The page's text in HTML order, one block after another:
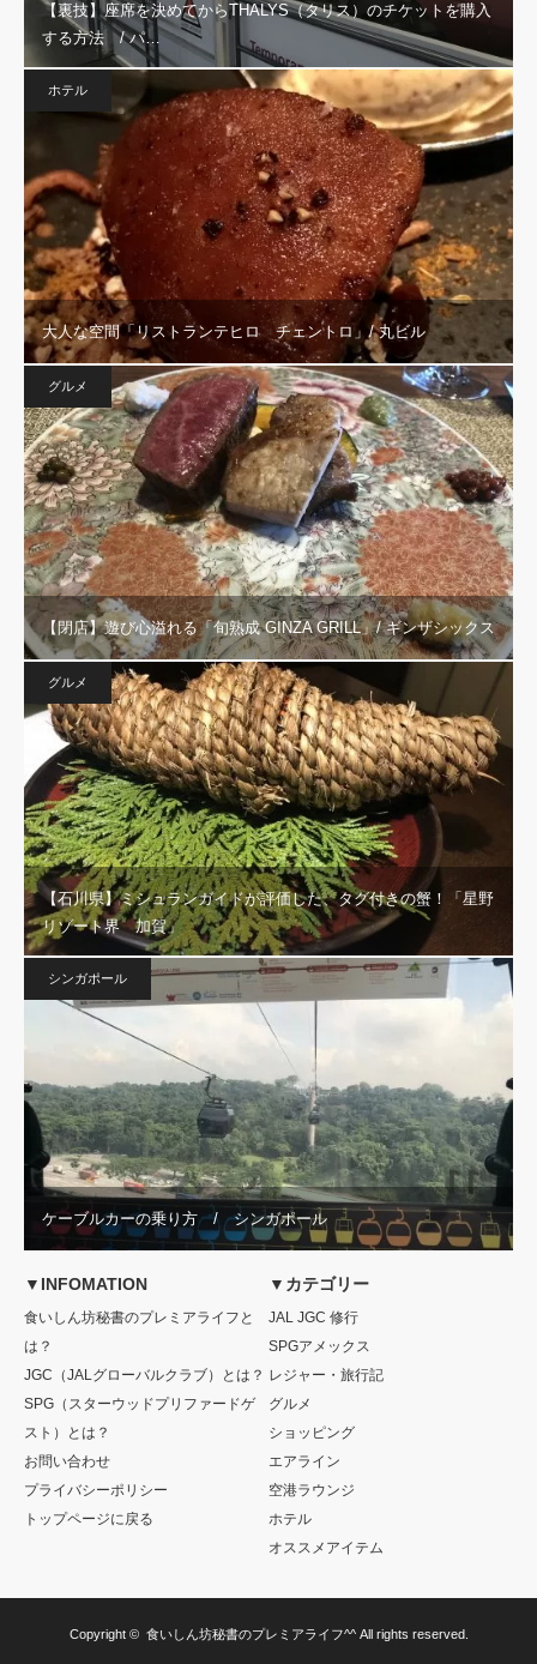
【裏技】座席を決めてからTHALYS（タリス）のチケットを購入
する方法 / パ…
ホテル
大人な空間「リストランテヒロ チェントロ」/ 丸ビル
グルメ
【閉店】遊び心溢れる「旬熟成 GINZA GRILL」/ ギンザシックス
グルメ
【石川県】ミシュランガイドが評価した、タグ付きの蟹！「星野
リゾート界 加賀」
シンガポール
ケーブルカーの乗り方 / シンガポール
▼INFOMATION
食いしん坊秘書のプレミアライフと
は？
JGC（JALグローバルクラブ）とは？
SPG（スターウッドプリファードゲ
スト）とは？
お問い合わせ
プライバシーポリシー
トップページに戻る
▼カテゴリー
JAL JGC 修行
SPGアメックス
レジャー・旅行記
グルメ
ショッピング
エアライン
空港ラウンジ
ホテル
オススメアイテム
Copyright © 食いしん坊秘書のプレミアライフ^^All rights reserved.